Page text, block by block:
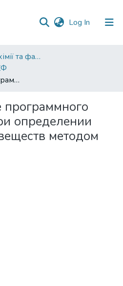
Log In (current)
13. Факультет хімії та фармації
Использование программного обеспечения при определении концентрации веществ методом цветометрии
программного
определении
методом